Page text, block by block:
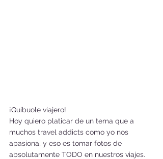
¡Quibuole viajero!
Hoy quiero platicar de un tema que a
muchos travel addicts como yo nos
apasiona, y eso es tomar fotos de
absolutamente TODO en nuestros viajes.